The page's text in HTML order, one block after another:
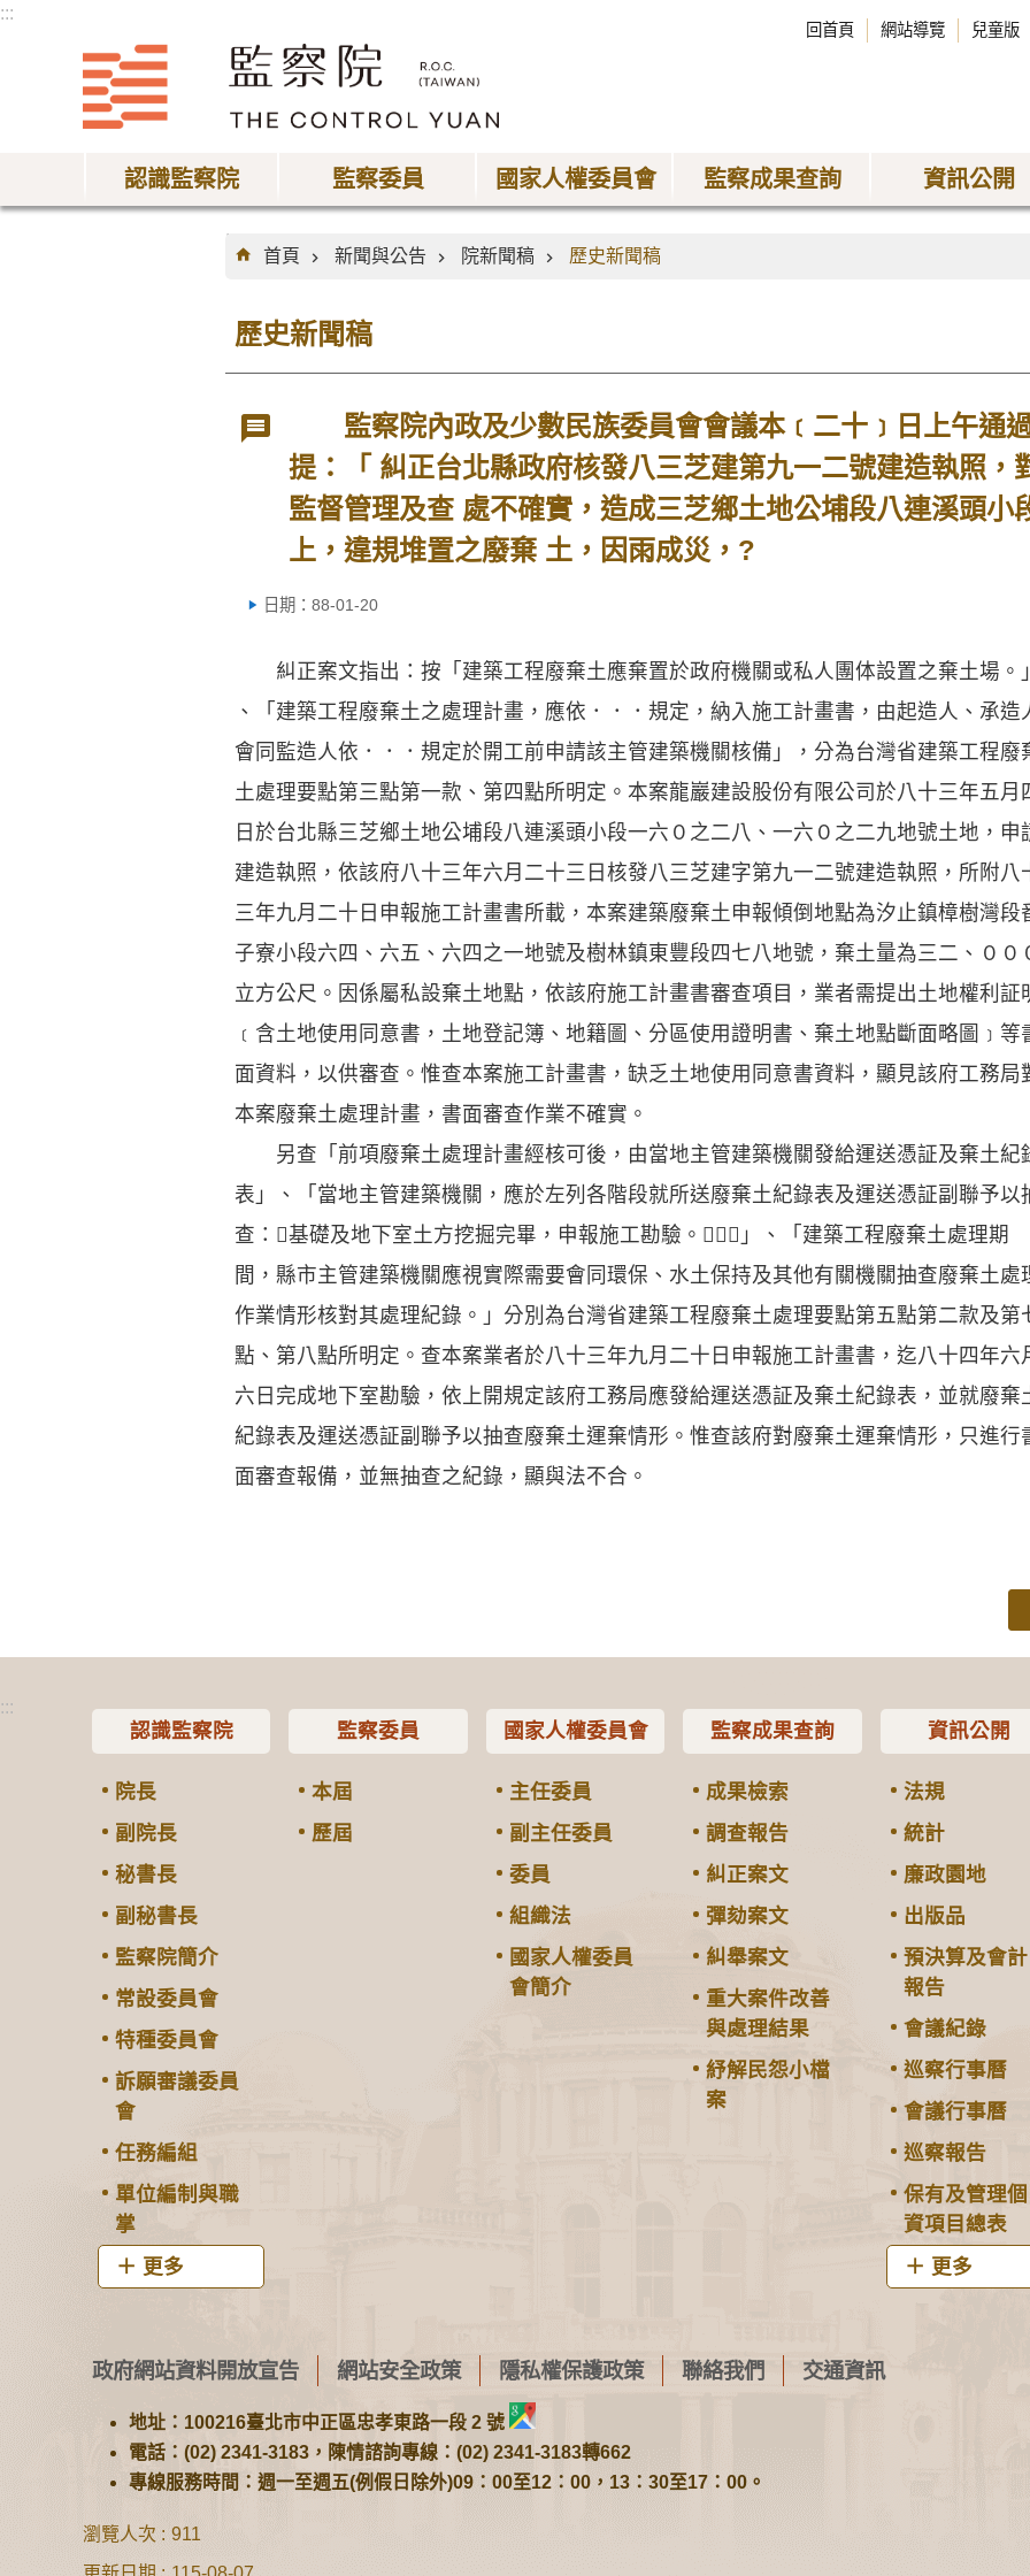
:::
回首頁 網站導覽 兒童版
認識監察院 監察委員 國家人權委員會 監察成果查詢 資訊公開
:::
首頁
新聞與公告 院新聞稿 歷史新聞稿
歷史新聞稿
監察院內政及少數民族委員會會議本﹝二十﹞日上午通
提：「 糾正台北縣政府核發八三芝建第九一二號建造執照，
監督管理及查 處不確實，造成三芝鄉土地公埔段八連溪頭小
上，違規堆置之廢棄 土，因雨成災，?
日期：88-01-20
糾正案文指出：按「建築工程廢棄土應棄置於政府機關或私人團体設置之棄土場。」
、「建築工程廢棄土之處理計畫，應依．．．規定，納入施工計畫書，由起造人、承造
會同監造人依．．．規定於開工前申請該主管建築機關核備」，分為台灣省建築工程廢
土處理要點第三點第一款、第四點所明定。本案龍巖建設股份有限公司於八十三年五月
日於台北縣三芝鄉土地公埔段八連溪頭小段一六０之二八、一六０之二九地號土地，申
建造執照，依該府八十三年六月二十三日核發八三芝建字第九一二號建造執照，所附八
三年九月二十日申報施工計畫書所載，本案建築廢棄土申報傾倒地點為汐止鎮樟樹灣段
子寮小段六四、六五、六四之一地號及樹林鎮東豐段四七八地號，棄土量為三二、００
立方公尺。因係屬私設棄土地點，依該府施工計畫書審查項目，業者需提出土地權利証
﹝含土地使用同意書，土地登記簿、地籍圖、分區使用證明書、棄土地點斷面略圖﹞等
面資料，以供審查。惟查本案施工計畫書，缺乏土地使用同意書資料，顯見該府工務局
本案廢棄土處理計畫，書面審查作業不確實。
另查「前項廢棄土處理計畫經核可後，由當地主管建築機關發給運送憑証及棄土紀
表」、「當地主管建築機關，應於左列各階段就所送廢棄土紀錄表及運送憑証副聯予以
查：基礎及地下室土方挖掘完畢，申報施工勘驗。．．」、「建築工程廢棄土處理期
間，縣市主管建築機關應視實際需要會同環保、水土保持及其他有關機關抽查廢棄土處
作業情形核對其處理紀錄。」分別為台灣省建築工程廢棄土處理要點第五點第二款及第
點、第八點所明定。查本案業者於八十三年九月二十日申報施工計畫書，迄八十四年六
六日完成地下室勘驗，依上開規定該府工務局應發給運送憑証及棄土紀錄表，並就廢棄
紀錄表及運送憑証副聯予以抽查廢棄土運棄情形。惟查該府對廢棄土運棄情形，只進行
面審查報備，並無抽查之紀錄，顯與法不合。
:::
認識監察院
院長
副院長
秘書長
副秘書長
監察院簡介
常設委員會
特種委員會
訴願審議委員
會
任務編組
單位編制與職
掌
更多
監察委員
本屆
歷屆
國家人權委員會
主任委員
副主任委員
委員
組織法
國家人權委員
會簡介
監察成果查詢
成果檢索
調查報告
糾正案文
彈劾案文
糾舉案文
重大案件改善
與處理結果
紓解民怨小檔
案
資訊公開
法規
統計
廉政園地
出版品
預決算及會計
報告
會議紀錄
巡察行事曆
會議行事曆
巡察報告
保有及管理個
資項目總表
更多
政府網站資料開放宣告 網站安全政策 隱私權保護政策 聯絡我們 交通資訊
地址：100216臺北市中正區忠孝東路一段 2 號
電話：(02) 2341-3183，陳情諮詢專線：(02) 2341-3183轉662
專線服務時間：週一至週五(例假日除外)09：00至12：00，13：30至17：00。
瀏覽人次
911